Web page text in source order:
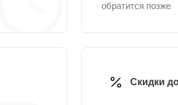
обратится позже
Скидки